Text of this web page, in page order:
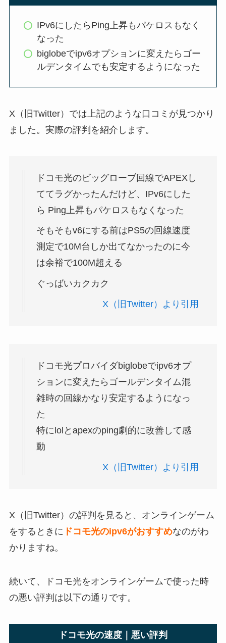
IPv6にしたらPing上昇もパケロスもなく
なった
biglobeでipv6オプションに変えたらゴー
ルデンタイムでも安定するようになった
X（旧Twitter）では上記のような口コミが見つかり
ました。実際の評判を紹介します。
ドコモ光のビッグローブ回線でAPEXし
ててラグかったんだけど、IPv6にした
ら Ping上昇もパケロスもなくなった
そもそもv6にする前はPS5の回線速度
測定で10M台しか出てなかったのに今
は余裕で100M超える
ぐっばいカクカク
X（旧Twitter）より引用
ドコモ光プロバイダbiglobeでipv6オプ
ションに変えたらゴールデンタイム混
雑時の回線かなり安定するようになっ
た
特にlolとapexのping劇的に改善して感
動
X（旧Twitter）より引用
X（旧Twitter）の評判を見ると、オンラインゲーム
をするときに ドコモ光のipv6がおすすめなのがわ
かりますね。
続いて、ドコモ光をオンラインゲームで使った時
の悪い評判は以下の通りです。
ドコモ光の速度｜悪い評判